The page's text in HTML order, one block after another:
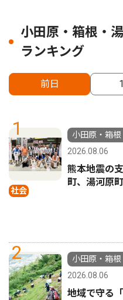
小田原・箱根・
ランキング
前日
1
社会
小田原・箱
2026.08.06
熊本地震の
町、湯河原
2
小田原・箱
2026.08.06
地域で守る